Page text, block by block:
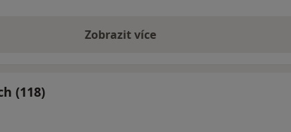
Zobrazit více
(118)